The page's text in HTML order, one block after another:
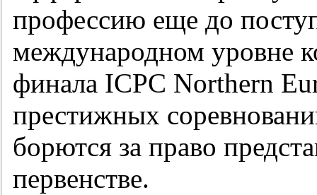
профессию еще до
международном уровне
финала ICPC Northern
престижных
борются за право
первенстве.